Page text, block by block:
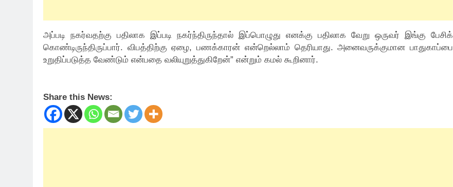
அப்படி நகர்வதற்கு பதிலாக இப்படி நகர்ந்திருந்தால் இப்பொழுது எனக்கு பதிலாக வேறு ஒருவர் இங்கு பேசிக்
கொண்டிருந்திருப்பார். விபத்திற்கு ஏழை, பணக்காரன் என்றெல்லாம் தெரியாது. அனைவருக்குமான பாதுகாப்பை
உறுதிப்படுத்த வேண்டும் என்பதை வலியுறுத்துகிறேன்” என்றும் கமல் கூறினார்.
Share this News: